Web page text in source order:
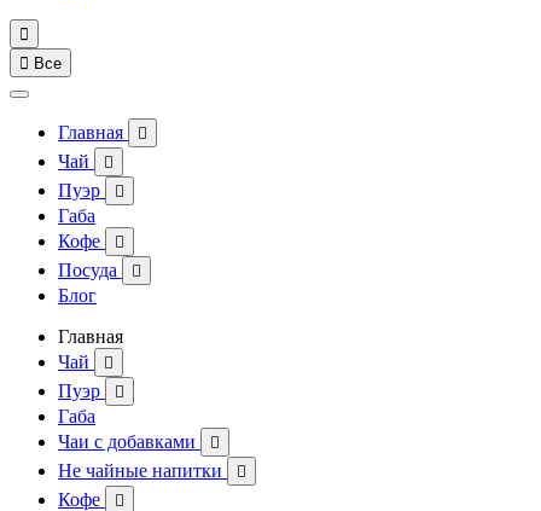

 Все
Главная 
Чай 
Пуэр 
Габа
Кофе

Посуда 
Блог
Главная
Чай

Пуэр 
Габа
Чаи с добавками

Не чайные напитки 
Кофе 